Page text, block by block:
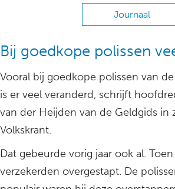
Journaal
Bij goedkope polissen
Vooral bij goedkope polissen van
is er veel veranderd, schrijft
van der Heijden van de Geldgids in
Volkskrant.
Dat gebeurde vorig jaar ook al.
verzekerden overgestapt. De